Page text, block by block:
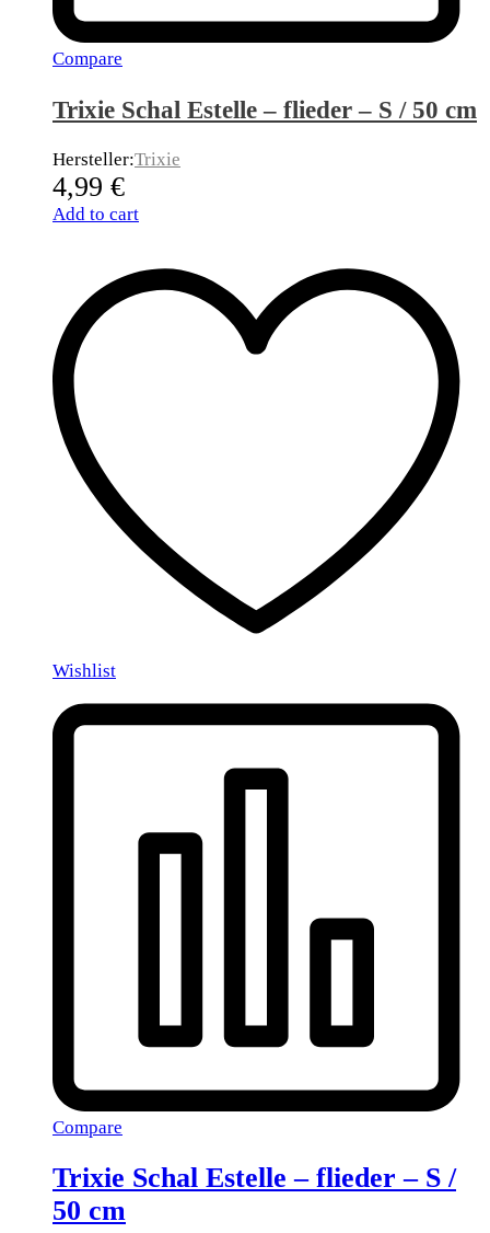
Compare
Trixie Schal Estelle – flieder – S / 50 cm
Hersteller:Trixie
4,99 €
Add to cart
Wishlist
Compare
Trixie Schal Estelle – flieder – S /
50 cm